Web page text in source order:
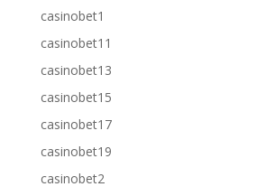
casinobet1
casinobet11
casinobet13
casinobet15
casinobet17
casinobet19
casinobet2